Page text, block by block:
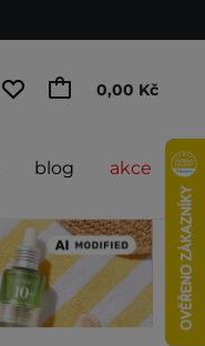
0,00 Kč
blog akce